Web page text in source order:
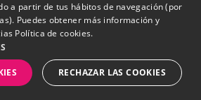
|
Bebida Shin Chan
Fresa Probiótica |
Botella Biberón
Kawaii | 200 ml
a partir de tus hábitos de navegación (por
Puedes obtener más información y
Política de cookies.
RECHAZAR LAS COOKIES